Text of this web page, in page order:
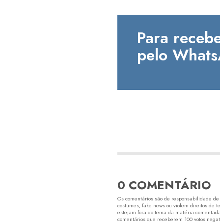
Para
pelo
0 COMENTÁRIO
Os comentários são de responsabilidade
costumes, fake news ou violem direitos de
estejam fora do tema da matéria
comentários que receberem 100 votos